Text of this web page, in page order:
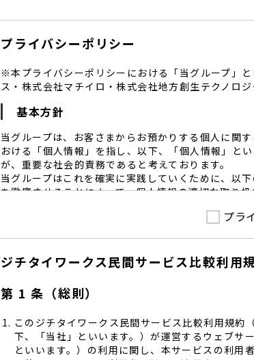
プライバシーポリシー
※本プライバシーポリシーにおける「当グループ」
ス・株式会社マチイロ・株式会社地方創生テクノロ
基本方針
当グループは、お客さまからお預かりする個人に関
おける「個人情報」を指し、以下、「個人情報」と
が、重要な社会的責務であると考えております。
当グループはこれを確実に実践していくために、以
を徹底させることによって、個人情報の適切な取り
当グループは、個人情報保護に係る法令その他
個人情報保護に努めます。
し、同意を得た必要な範囲内で適切な取得、利用
管理を求め、委託先を監督致します。
当グループは、お預かりする個人情報を正確か
る予防並びに是正の為、社内規程を整備し、必要
当グループは、個人情報保護に関する社内のマネ
します。
プラ
ジチタイワークス民間サービス比較利用
第 1 条（総則）
このジチタイワークス民間サービス比較利用規約
下、「当社」といいます。）が運営するウェブサ
といいます。）の利用に関し、本サービスの利用